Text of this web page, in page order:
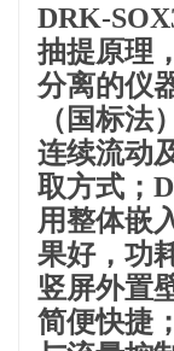
DRK-
抽提原理
分离的仪
（国标法
连续流动
取方式；
用整体嵌
果好，功
竖屏外置
简便快捷